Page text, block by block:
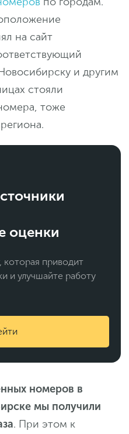
на сайт
и другим
стояли
тоже
оценки
которая приводит
и улучшайте работу
номеров в
мы получили
. При этом к